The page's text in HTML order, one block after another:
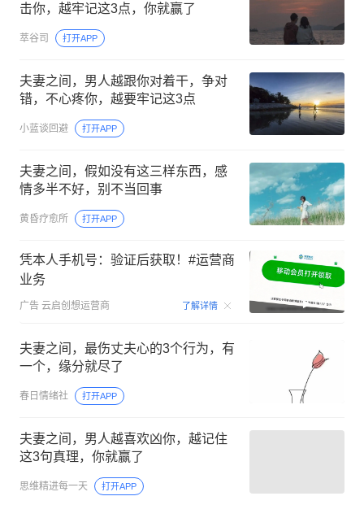
击你，越牢记这3点，你就赢了
萃谷司 打开APP
夫妻之间，男人越跟你对着干，争对
错，不心疼你，越要牢记这3点
小蓝谈回避 打开APP
夫妻之间，假如没有这三样东西，感
情多半不好，别不当回事
黄昏疗愈所 打开APP
凭本人手机号：验证后获取！#运营商
业务
广告 云启创想运营商 了解详情 00:15
夫妻之间，最伤丈夫心的3个行为，有
一个，缘分就尽了
春日情绪社 打开APP
夫妻之间，男人越喜欢凶你，越记住
这3句真理，你就赢了
思维精进每一天 打开APP